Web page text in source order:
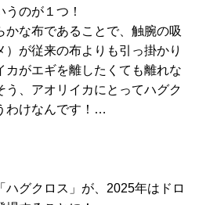
のが１つ！
かな布であることで、触腕の吸
が従来の布よりも引っ掛かり
カがエギを離したくても離れな
う、アオリイカにとってハグク
わけなんです！…
ハグクロス」が、2025年はドロ